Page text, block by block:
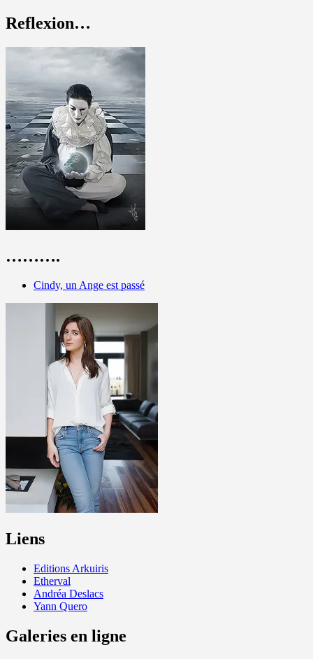
Reflexion…
……….
Cindy, un Ange est passé
Liens
Editions Arkuiris
Etherval
Andréa Deslacs
Yann Quero
Galeries en ligne